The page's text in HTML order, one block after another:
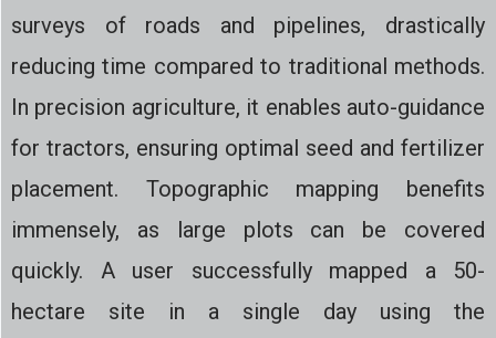
surveys of roads and pipelines, drastically
reducing time compared to traditional methods.
In precision agriculture, it enables auto-guidance
for tractors, ensuring optimal seed and fertilizer
placement. Topographic mapping​ benefits
immensely, as large plots can be covered
quickly. A user successfully mapped a 50-
hectare site in a single day using the